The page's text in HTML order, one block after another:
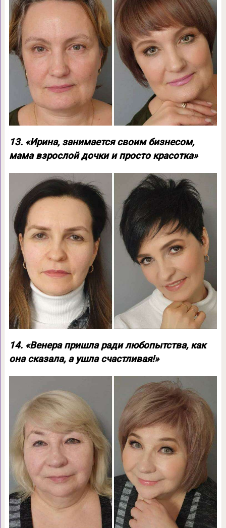
13. «Ирина, занимается своим бизнесом,
мама взрослой дочки и просто красотка»
14. «Венера пришла ради любопытства, как
она сказала, а ушла счастливая!»